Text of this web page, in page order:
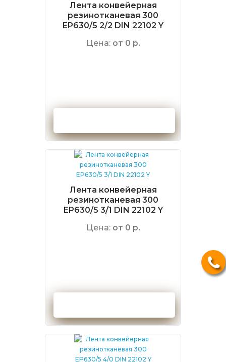
Лента конвейерная
резинотканевая 300
EP630/5 2/2 DIN 22102 Y
Цена: от 0 р.
Лента конвейерная
резинотканевая 300
EP630/5 3/1 DIN 22102 Y
Цена: от 0 р.